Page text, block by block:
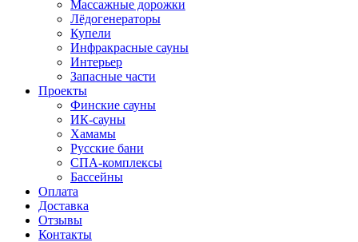
Массажные дорожки
Лёдогенераторы
Купели
Инфракрасные сауны
Интерьер
Запасные части
Проекты
Финские сауны
ИК-сауны
Хамамы
Русские бани
СПА-комплексы
Бассейны
Оплата
Доставка
Отзывы
Контакты